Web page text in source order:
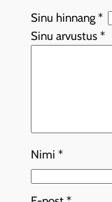
Sinu hinnang *
Sinu arvustus *
Nimi *